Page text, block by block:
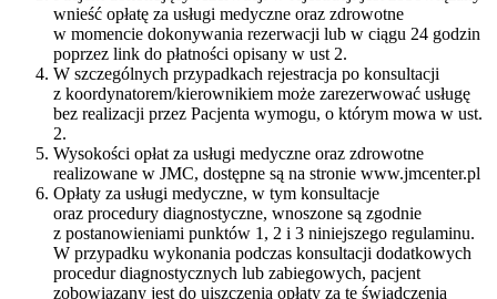
wnieść opłatę za usługi medyczne oraz zdrowotne
w momencie dokonywania rezerwacji lub w ciągu 24 godzin
poprzez link do płatności opisany w ust 2.
W szczególnych przypadkach rejestracja po konsultacji
z koordynatorem/kierownikiem może zarezerwować usługę
bez realizacji przez Pacjenta wymogu, o którym mowa w ust.
2.
Wysokości opłat za usługi medyczne oraz zdrowotne
realizowane w JMC, dostępne są na stronie www.jmcenter.pl
Opłaty za usługi medyczne, w tym konsultacje
oraz procedury diagnostyczne, wnoszone są zgodnie
z postanowieniami punktów 1, 2 i 3 niniejszego regulaminu.
W przypadku wykonania podczas konsultacji dodatkowych
procedur diagnostycznych lub zabiegowych, pacjent
zobowiązany jest do uiszczenia opłaty za te świadczenia